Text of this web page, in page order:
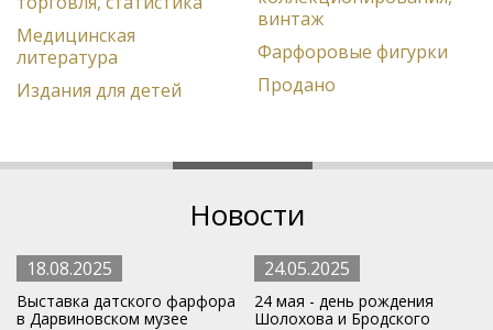
Медицинская
литература
Издания для детей
винтаж
Фарфоровые фигурки
Продано
Новости
18.08.2025
Выставка датского фарфора
в Дарвиновском музее
24.05.2025
24 мая - день рождения
Шолохова и Бродского